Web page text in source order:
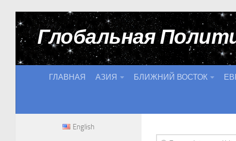
Глобальная
ГЛАВНАЯ АЗИЯ БЛИЖНИЙ ВОСТОК
English